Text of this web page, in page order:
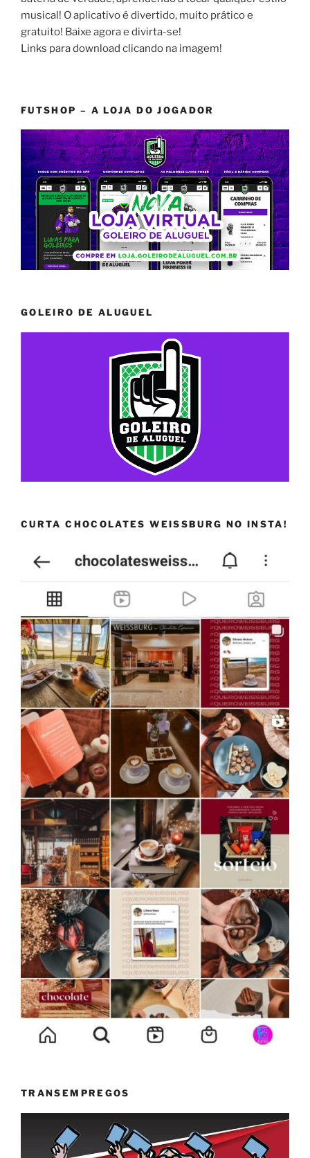
musical! O aplicativo é divertido, muito prático e
gratuito! Baixe agora e divirta-se!
Links para download clicando na imagem!
FUTSHOP – A LOJA DO JOGADOR
GOLEIRO DE ALUGUEL
CURTA CHOCOLATES WEISSBURG NO INSTA!
TRANSEMPREGOS